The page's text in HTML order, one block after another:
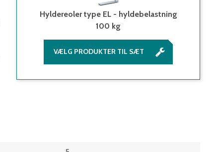
Hyldereoler type EL - hyldebelastning
100 kg
VÆLG PRODUKTER TIL SÆT